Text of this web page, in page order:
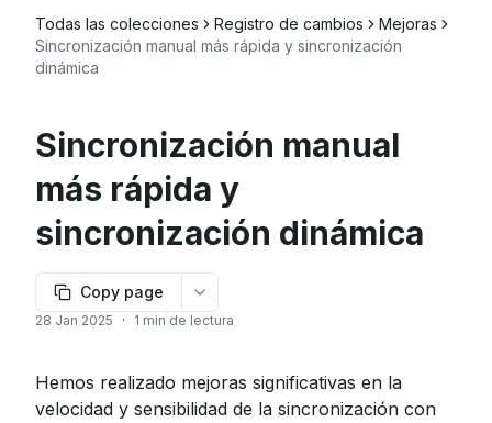
Registros de cambios
Todas las colecciones Registro de cambios
Mejoras
Sincronización manual más rápida y sincronización
dinámica
Sincronización manual
más rápida y
sincronización dinámica
Copy page More options
28 Jan 2025 · 1 min de lectura
Hemos realizado mejoras significativas en la
velocidad y sensibilidad de la sincronización con